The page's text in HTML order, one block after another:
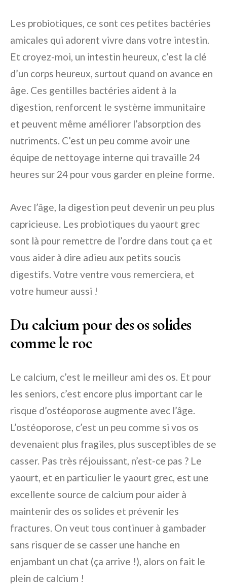
Les probiotiques, ce sont ces petites bactéries
amicales qui adorent vivre dans votre intestin.
Et croyez-moi, un intestin heureux, c’est la clé
d’un corps heureux, surtout quand on avance en
âge. Ces gentilles bactéries aident à la
digestion, renforcent le système immunitaire
et peuvent même améliorer l’absorption des
nutriments. C’est un peu comme avoir une
équipe de nettoyage interne qui travaille 24
heures sur 24 pour vous garder en pleine forme.
Avec l’âge, la digestion peut devenir un peu plus
capricieuse. Les probiotiques du yaourt grec
sont là pour remettre de l’ordre dans tout ça et
vous aider à dire adieu aux petits soucis
digestifs. Votre ventre vous remerciera, et
votre humeur aussi !
Du calcium pour des os solides
comme le roc
Le calcium, c’est le meilleur ami des os. Et pour
les seniors, c’est encore plus important car le
risque d’ostéoporose augmente avec l’âge.
L’ostéoporose, c’est un peu comme si vos os
devenaient plus fragiles, plus susceptibles de se
casser. Pas très réjouissant, n’est-ce pas ? Le
yaourt, et en particulier le yaourt grec, est une
excellente source de calcium pour aider à
maintenir des os solides et prévenir les
fractures. On veut tous continuer à gambader
sans risquer de se casser une hanche en
enjambant un chat (ça arrive !), alors on fait le
plein de calcium !